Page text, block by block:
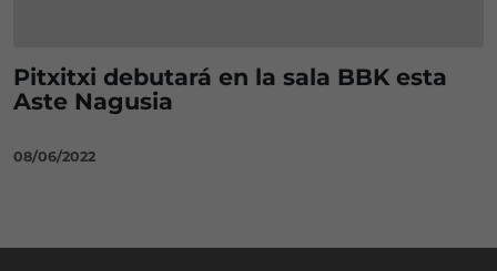
Pitxitxi debutará en la sala BBK esta
Aste Nagusia
08/06/2022